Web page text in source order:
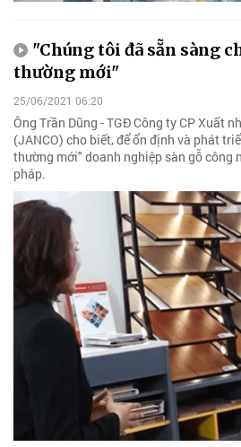
"Chúng tôi đã sẵn sàng
thường mới"
25/06/2021 06:20
Ông Trần Dũng - TGĐ Công ty CP Xuất
(JANCO) cho biết, để ổn định và phát
thường mới" doanh nghiệp sàn gỗ công
pháp.